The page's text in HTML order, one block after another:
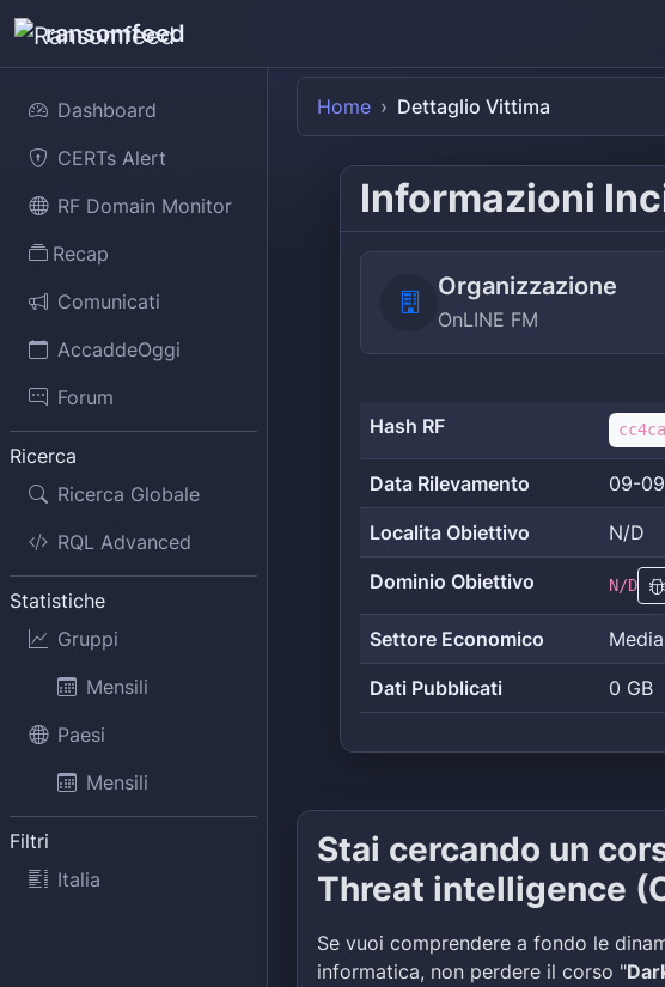
ransomfeed
Dashboard
CERTs Alert
RF Domain Monitor
Recap
Comunicati
AccaddeOggi
Forum
Ricerca
Ricerca Globale
RQL Advanced
Statistiche
Gruppi
Mensili
Paesi
Mensili
Filtri
Italia
Home Dettaglio Vittima
Informazioni
Organizzazione
OnLINE FM
Hash RF
Data Rilevamento 09-
Localita Obiettivo N/D
Dominio Obiettivo N/D
Settore Economico
Dati Pubblicati 0 GB
Stai cercando un
Threat intelligence
Se vuoi comprendere a fondo le
informatica, non perdere il corso "